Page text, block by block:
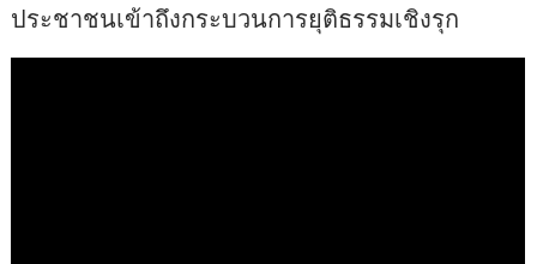
ประชาชนเข้าถึงกระบวนการยุติธรรมเชิงรุก